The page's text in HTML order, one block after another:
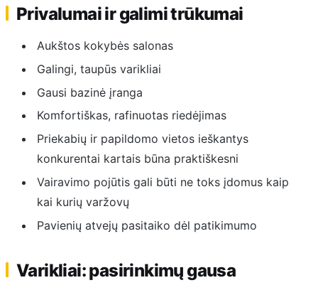
Privalumai ir galimi trūkumai
Aukštos kokybės salonas
Galingi, taupūs varikliai
Gausi bazinė įranga
Komfortiškas, rafinuotas riedėjimas
Priekabių ir papildomo vietos ieškantys
konkurentai kartais būna praktiškesni
Vairavimo pojūtis gali būti ne toks įdomus kaip
kai kurių varžovų
Pavienių atvejų pasitaiko dėl patikimumo
Varikliai: pasirinkimų gausa